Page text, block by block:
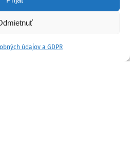
údajov a GDPR